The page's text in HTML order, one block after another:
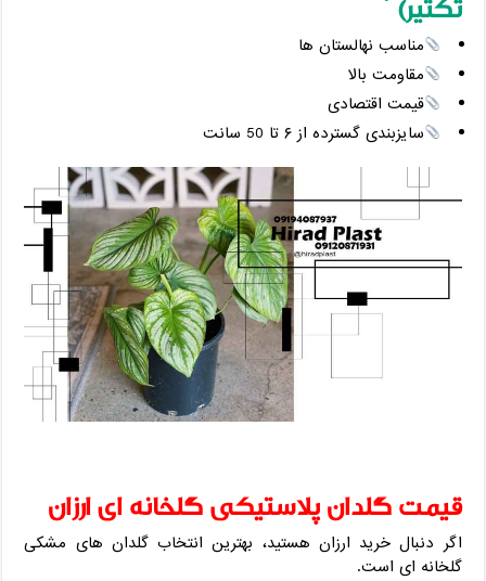
تکثیر)
مناسب نهالستان ‌ها
مقاومت بالا
قیمت اقتصادی
سایزبندی گسترده از ۶ تا 50 سانت
قیمت گلدان پلاستیکی گلخانه ‌ای ارزان
اگر دنبال خرید ارزان هستید، بهترین انتخاب گلدان ‌های مشکی
گلخانه ‌ای است.